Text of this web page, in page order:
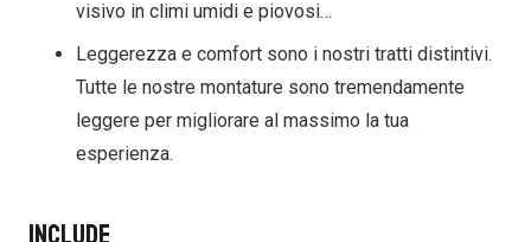
visivo in climi umidi e piovosi…
Leggerezza e comfort sono i nostri tratti distintivi.
Tutte le nostre montature sono tremendamente
leggere per migliorare al massimo la tua
esperienza.
Include